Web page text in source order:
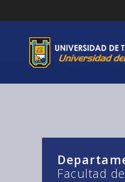
Facultad